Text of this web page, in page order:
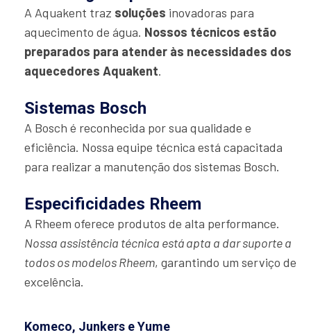
A Aquakent traz soluções inovadoras para
aquecimento de água. Nossos técnicos estão
preparados para atender às necessidades dos
aquecedores Aquakent.
Sistemas Bosch
A Bosch é reconhecida por sua qualidade e
eficiência. Nossa equipe técnica está capacitada
para realizar a manutenção dos sistemas Bosch.
Especificidades Rheem
A Rheem oferece produtos de alta performance.
Nossa assistência técnica está apta a dar suporte a
todos os modelos Rheem, garantindo um serviço de
excelência.
Komeco, Junkers e Yume